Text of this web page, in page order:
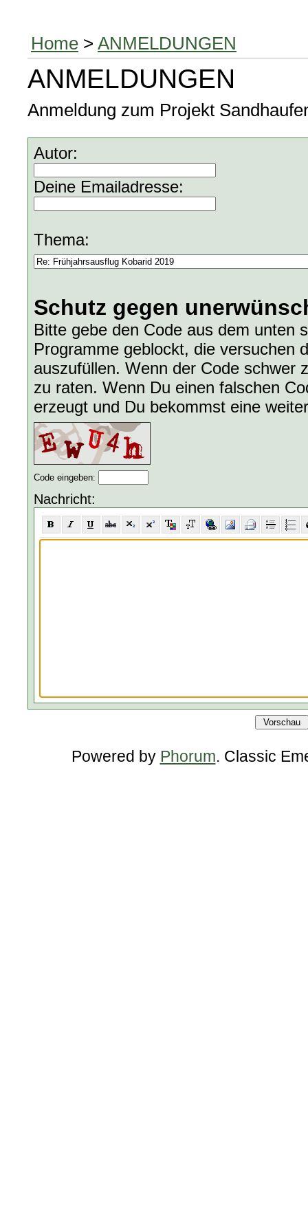
Home > ANMELDUNGEN
ANMELDUNGEN
Anmeldung zum Projekt
Autor:
Deine Emailadresse:
Thema:
Schutz gegen
Bitte gebe den Code aus dem unten
Programme geblockt, die versuchen
auszufüllen. Wenn der Code schwer
zu raten. Wenn Du einen falschen
erzeugt und Du bekommst eine
Code eingeben:
Nachricht:
Powered by Phorum. Classic